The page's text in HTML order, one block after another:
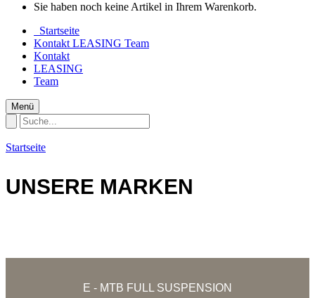
Sie haben noch keine Artikel in Ihrem Warenkorb.
Startseite
Kontakt LEASING Team
Kontakt
LEASING
Team
Menü
Startseite
UNSERE MARKEN
E - MTB FULL SUSPENSION